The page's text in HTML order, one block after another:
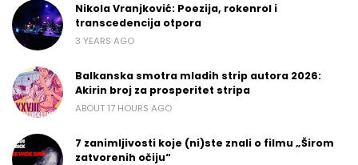
Nikola Vranjković: Poezija, rokenrol i
transcedencija otpora
3 YEARS AGO
Balkanska smotra mladih strip autora 2026:
Akirin broj za prosperitet stripa
ABOUT 17 HOURS AGO
7 zanimljivosti koje (ni)ste znali o filmu „Širom
zatvorenih očiju“